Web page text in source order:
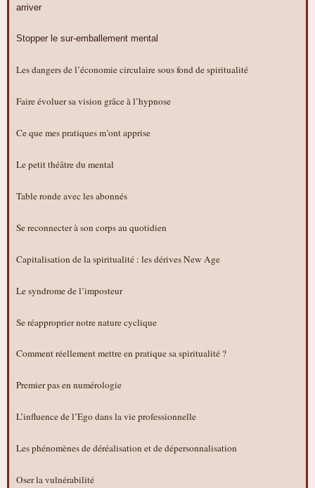
arriver
Stopper le sur-emballement mental
Les dangers de l’économie circulaire sous fond de spiritualité
Faire évoluer sa vision grâce à l’hypnose
Ce que mes pratiques m’ont apprise
Le petit théâtre du mental
Table ronde avec les abonnés
Se reconnecter à son corps au quotidien
Capitalisation de la spiritualité : les dérives New Age
Le syndrome de l’imposteur
Se réapproprier notre nature cyclique
Comment réellement mettre en pratique sa spiritualité ?
Premier pas en numérologie
L’influence de l’Ego dans la vie professionnelle
Les phénomènes de déréalisation et de dépersonnalisation
Oser la vulnérabilité